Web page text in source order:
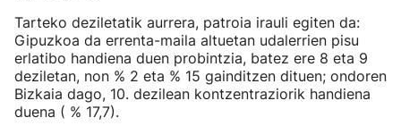
Tarteko deziletatik aurrera, patroia irauli egiten da:
Gipuzkoa da errenta-maila altuetan udalerrien pisu
erlatibo handiena duen probintzia, batez ere 8 eta 9
deziletan, non % 2 eta % 15 gainditzen dituen; ondoren
Bizkaia dago, 10. dezilean kontzentraziorik handiena
duena ( % 17,7).